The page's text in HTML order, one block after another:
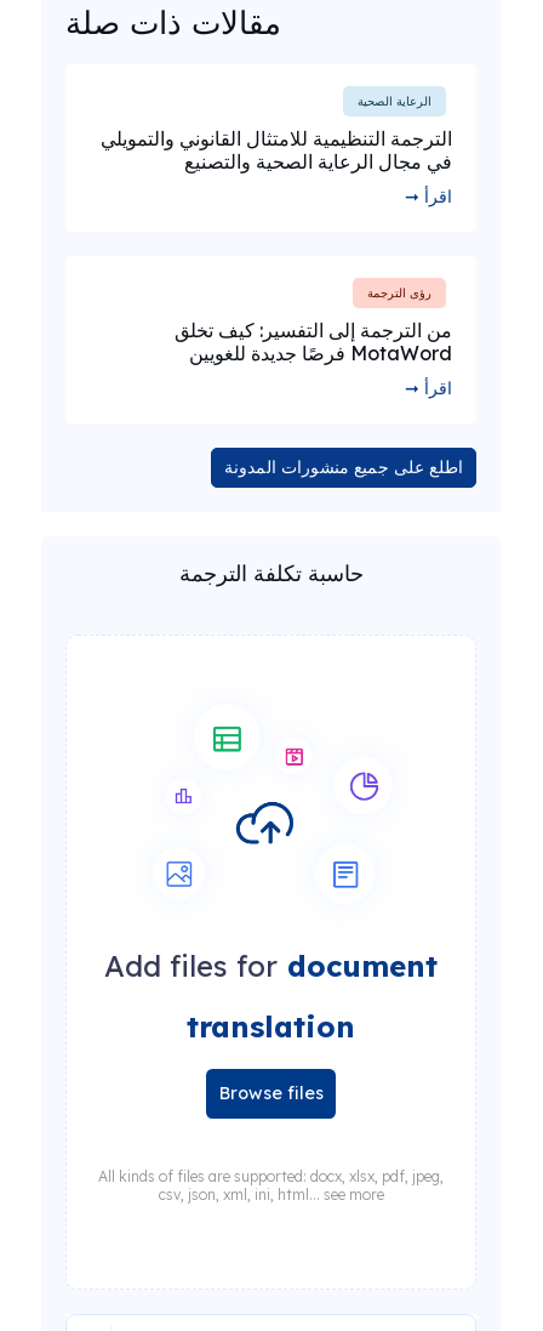
مقالات ذات صلة
الرعاية الصحية
الترجمة التنظيمية للامتثال القانوني والتمويلي
في مجال الرعاية الصحية والتصنيع
اقرأ ➞
رؤى الترجمة
من الترجمة إلى التفسير: كيف تخلق
MotaWord فرصًا جديدة للغويين
اقرأ ➞
اطلع على جميع منشورات المدونة
حاسبة تكلفة الترجمة
Add files for document
translation
Browse files
All kinds of files are supported: docx, xlsx, pdf, jpeg,
csv, json, xml, ini, html... see more